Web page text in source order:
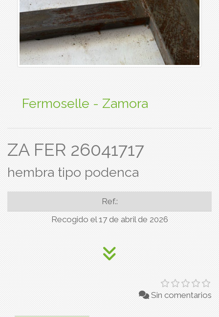
Fermoselle - Zamora
ZA FER 26041717
hembra tipo podenca
Ref.:
Recogido el 17 de abril de 2026
Sin comentarios